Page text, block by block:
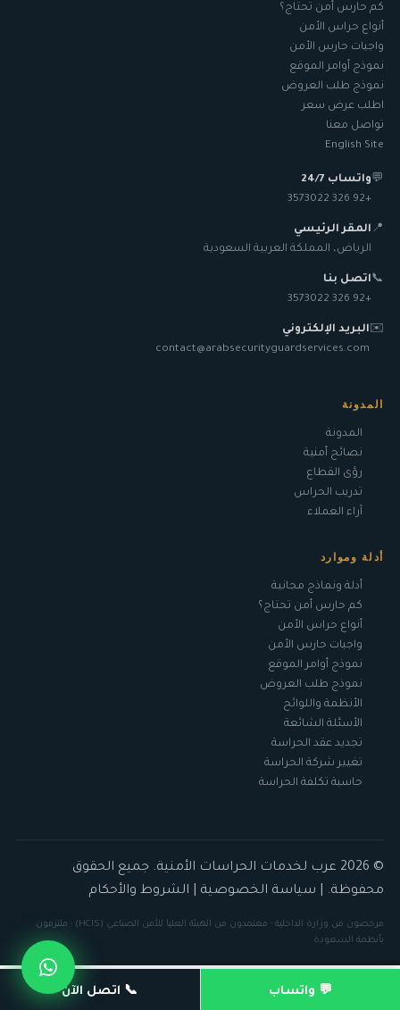
كم حارس أمن تحتاج؟
أنواع حراس الأمن
واجبات حارس الأمن
نموذج أوامر الموقع
نموذج طلب العروض
اطلب عرض سعر
تواصل معنا
English Site
💬واتساب 24/7
+92 326 3573022
📍 المقر الرئيسي
الرياض، المملكة العربية السعودية
📞اتصل بنا
+92 326 3573022
✉️البريد الإلكتروني
contact@arabsecurityguardservices.com
المدونة
المدونة
نصائح أمنية
رؤى القطاع
تدريب الحراس
آراء العملاء
أدلة وموارد
أدلة ونماذج مجانية
كم حارس أمن تحتاج؟
أنواع حراس الأمن
واجبات حارس الأمن
نموذج أوامر الموقع
نموذج طلب العروض
الأنظمة واللوائح
الأسئلة الشائعة
تجديد عقد الحراسة
تغيير شركة الحراسة
حاسبة تكلفة الحراسة
© 2026 عرب لخدمات الحراسات الأمنية. جميع الحقوق
محفوظة. | سياسة الخصوصية الشروط والأحكام
مرخصون من وزارة الداخلية
· معتمدون من الهيئة العليا للأمن الصناعي (HCIS) · ملتزمون
بأنظمة السعودة
💬 واتساب 📞 اتصل الآن